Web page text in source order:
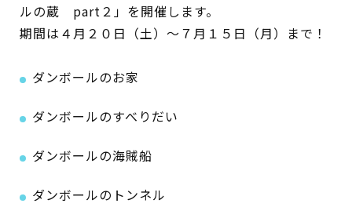
ルの蔵 part２」を開催します。
期間は４月２０日（土）～７月１５日（月）まで！
ダンボールのお家
ダンボールのすべりだい
ダンボールの海賊船
ダンボールのトンネル
利用案内